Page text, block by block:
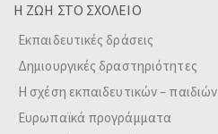
Η ΖΩΗ ΣΤΟ ΣΧΟΛΕΙΟ
Εκπαιδευτικές δράσεις
Δημιουργικές δραστηριότητες
Η σχέση εκπαιδευτικών – παιδιών
Ευρωπαϊκά προγράμματα